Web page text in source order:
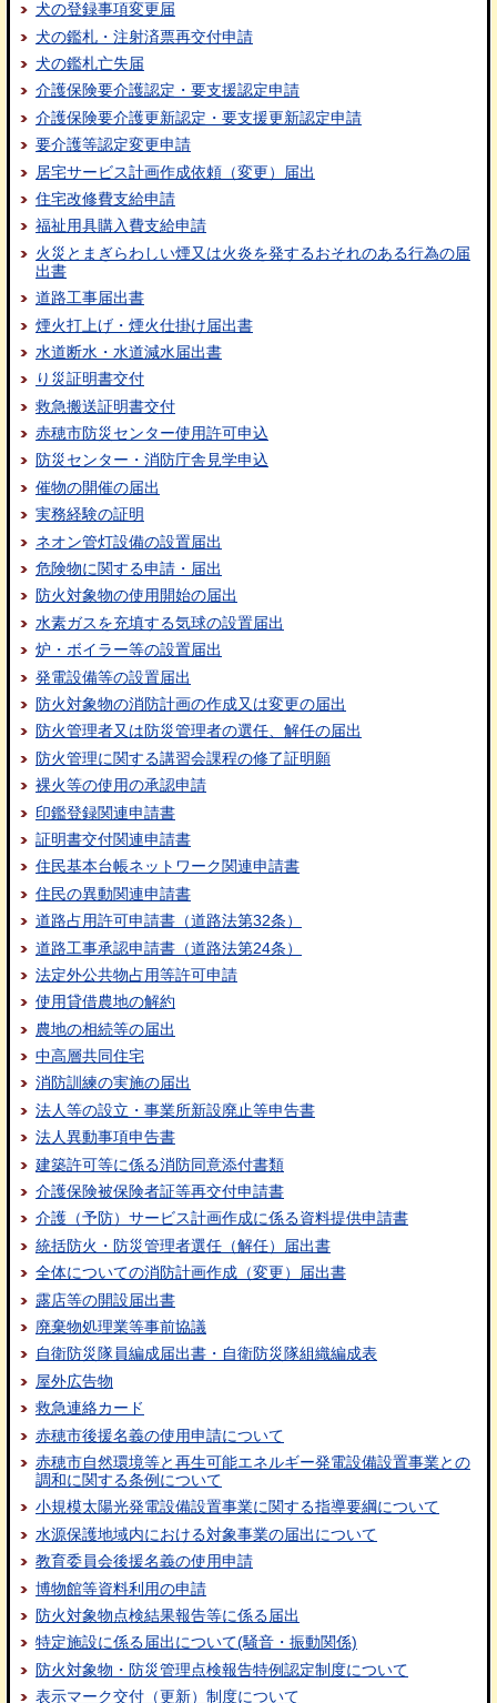
犬の登録事項変更届
犬の鑑札・注射済票再交付申請
犬の鑑札亡失届
介護保険要介護認定・要支援認定申請
介護保険要介護更新認定・要支援更新認定申請
要介護等認定変更申請
居宅サービス計画作成依頼（変更）届出
住宅改修費支給申請
福祉用具購入費支給申請
火災とまぎらわしい煙又は火炎を発するおそれのある行為の届
出書
道路工事届出書
煙火打上げ・煙火仕掛け届出書
水道断水・水道減水届出書
り災証明書交付
救急搬送証明書交付
赤穂市防災センター使用許可申込
防災センター・消防庁舎見学申込
催物の開催の届出
実務経験の証明
ネオン管灯設備の設置届出
危険物に関する申請・届出
防火対象物の使用開始の届出
水素ガスを充填する気球の設置届出
炉・ボイラー等の設置届出
発電設備等の設置届出
防火対象物の消防計画の作成又は変更の届出
防火管理者又は防災管理者の選任、解任の届出
防火管理に関する講習会課程の修了証明願
裸火等の使用の承認申請
印鑑登録関連申請書
証明書交付関連申請書
住民基本台帳ネットワーク関連申請書
住民の異動関連申請書
道路占用許可申請書（道路法第32条）
道路工事承認申請書（道路法第24条）
法定外公共物占用等許可申請
使用貸借農地の解約
農地の相続等の届出
中高層共同住宅
消防訓練の実施の届出
法人等の設立・事業所新設廃止等申告書
法人異動事項申告書
建築許可等に係る消防同意添付書類
介護保険被保険者証等再交付申請書
介護（予防）サービス計画作成に係る資料提供申請書
統括防火・防災管理者選任（解任）届出書
全体についての消防計画作成（変更）届出書
露店等の開設届出書
廃棄物処理業等事前協議
自衛防災隊員編成届出書・自衛防災隊組織編成表
屋外広告物
救急連絡カード
赤穂市後援名義の使用申請について
赤穂市自然環境等と再生可能エネルギー発電設備設置事業との
調和に関する条例について
小規模太陽光発電設備設置事業に関する指導要綱について
水源保護地域内における対象事業の届出について
教育委員会後援名義の使用申請
博物館等資料利用の申請
防火対象物点検結果報告等に係る届出
特定施設に係る届出について(騒音・振動関係)
防火対象物・防災管理点検報告特例認定制度について
表示マーク交付（更新）制度について